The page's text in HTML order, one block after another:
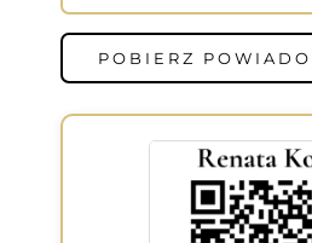
POBIERZ